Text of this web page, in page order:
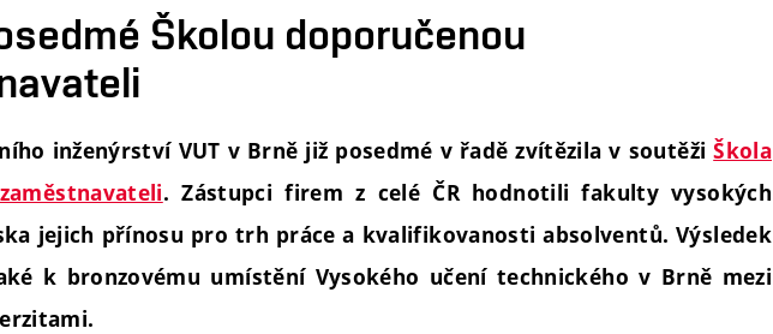
Školou doporučenou
inženýrství VUT v Brně již posedmé v řadě zvítězila v soutěžiŠkola
. Zástupci firem z celé ČR hodnotili fakulty vysokých
jejich přínosu pro trh práce a kvalifikovanosti absolventů. Výsledek
k bronzovému umístění Vysokého učení technického v Brně mezi